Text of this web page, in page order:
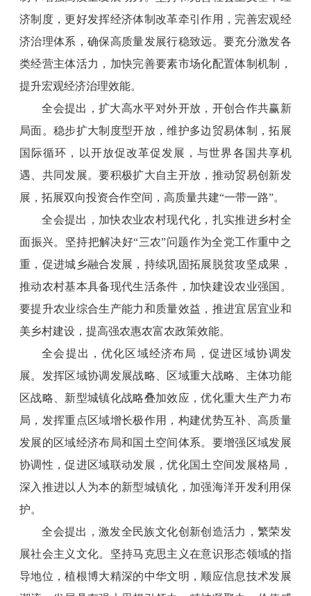
济制度，更好发挥经济体制改革牵引作用，完善宏观经
济治理体系，确保高质量发展行稳致远。要充分激发各
类经营主体活力，加快完善要素市场化配置体制机制，
提升宏观经济治理效能。
全会提出，扩大高水平对外开放，开创合作共赢新
局面。稳步扩大制度型开放，维护多边贸易体制，拓展
国际循环，以开放促改革促发展，与世界各国共享机
遇、共同发展。要积极扩大自主开放，推动贸易创新发
展，拓展双向投资合作空间，高质量共建“一带一路”。
全会提出，加快农业农村现代化，扎实推进乡村全
面振兴。坚持把解决好“三农”问题作为全党工作重中之
重，促进城乡融合发展，持续巩固拓展脱贫攻坚成果，
推动农村基本具备现代生活条件，加快建设农业强国。
要提升农业综合生产能力和质量效益，推进宜居宜业和
美乡村建设，提高强农惠农富农政策效能。
全会提出，优化区域经济布局，促进区域协调发
展。发挥区域协调发展战略、区域重大战略、主体功能
区战略、新型城镇化战略叠加效应，优化重大生产力布
局，发挥重点区域增长极作用，构建优势互补、高质量
发展的区域经济布局和国土空间体系。要增强区域发展
协调性，促进区域联动发展，优化国土空间发展格局，
深入推进以人为本的新型城镇化，加强海洋开发利用保
护。
全会提出，激发全民族文化创新创造活力，繁荣发
展社会主义文化。坚持马克思主义在意识形态领域的指
导地位，植根博大精深的中华文明，顺应信息技术发展